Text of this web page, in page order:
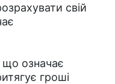
свій
означає
гроші